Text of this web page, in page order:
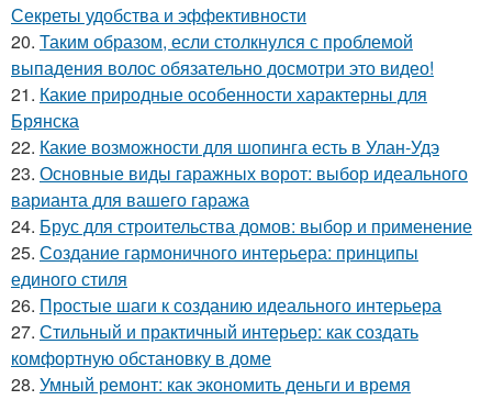
Секреты удобства и эффективности
20. Таким образом, если столкнулся с проблемой
выпадения волос обязательно досмотри это видео!
21. Какие природные особенности характерны для
Брянска
22. Какие возможности для шопинга есть в Улан-Удэ
23. Основные виды гаражных ворот: выбор идеального
варианта для вашего гаража
24. Брус для строительства домов: выбор и применение
25. Создание гармоничного интерьера: принципы
единого стиля
26. Простые шаги к созданию идеального интерьера
27. Стильный и практичный интерьер: как создать
комфортную обстановку в доме
28. Умный ремонт: как экономить деньги и время